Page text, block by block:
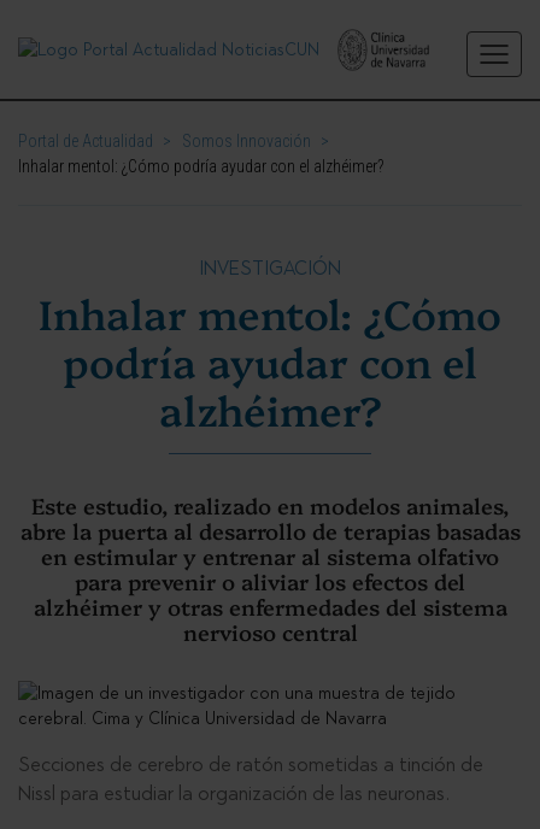
Portal de Actualidad > Somos Innovación
>
Inhalar mentol: ¿Cómo podría ayudar con el alzhéimer?
INVESTIGACIÓN
Inhalar mentol: ¿Cómo
podría ayudar con el
alzhéimer?
Este estudio, realizado en modelos animales,
abre la puerta al desarrollo de terapias basadas
en estimular y entrenar al sistema olfativo
para prevenir o aliviar los efectos del
alzhéimer y otras enfermedades del sistema
nervioso central
Secciones de cerebro de ratón sometidas a tinción de
Nissl para estudiar la organización de las neuronas.